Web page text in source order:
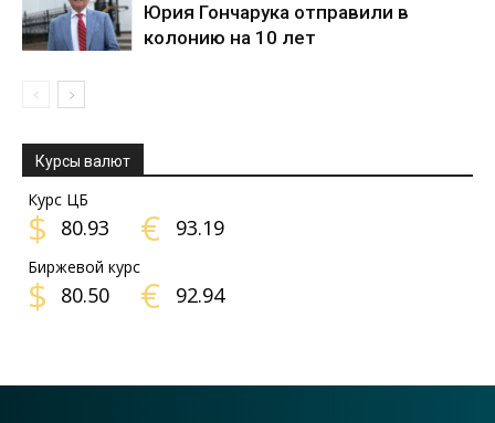
Юрия Гончарука отправили в
колонию на 10 лет
Курсы валют
Курс ЦБ
$ 80.93 € 93.19
Биржевой курс
$ 80.50 € 92.94